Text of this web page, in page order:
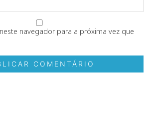
navegador para a próxima vez que